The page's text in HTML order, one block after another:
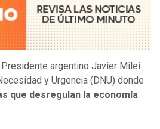
argentino Javier Milei
y Urgencia (DNU) donde
que desregulan la economía